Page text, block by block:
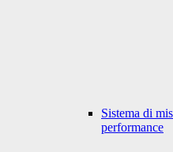
Sistema di
performance